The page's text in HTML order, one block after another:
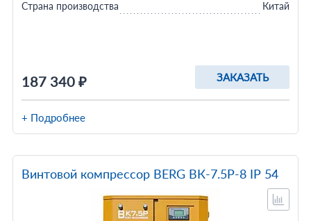
187 340 ₽ ЗАКАЗАТЬ
Страна производства Китай
+ Подробнее
Винтовой компрессор BERG ВК-7.5Р-8 IP 54